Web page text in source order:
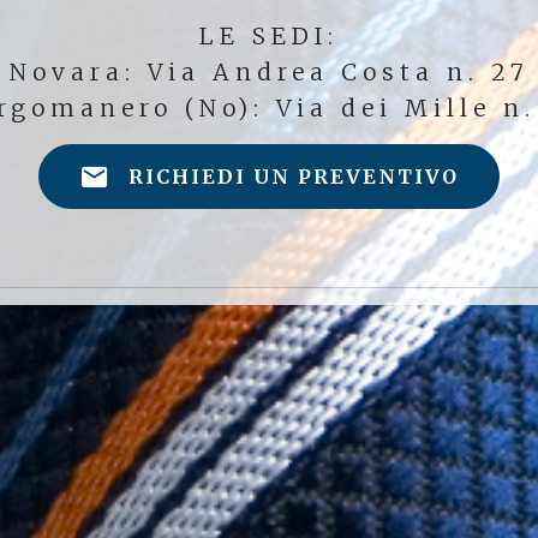
LE SEDI:
Novara: Via Andrea Costa n. 27
(No): Via dei Mille n.
RICHIEDI UN PREVENTIVO